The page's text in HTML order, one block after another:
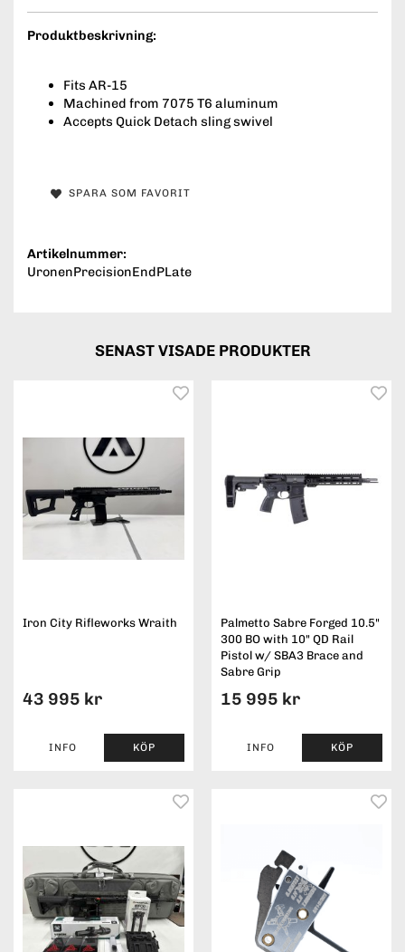
Produktbeskrivning:
Fits AR-15
Machined from 7075 T6 aluminum
Accepts Quick Detach sling swivel
SPARA SOM FAVORIT
Artikelnummer:
UronenPrecisionEndPLate
SENAST VISADE PRODUKTER
Iron City Rifleworks Wraith
43 995 kr
INFO KÖP
Palmetto Sabre Forged 10.5"
300 BO with 10" QD Rail
Pistol w/ SBA3 Brace and
Sabre Grip
15 995 kr
INFO KÖP